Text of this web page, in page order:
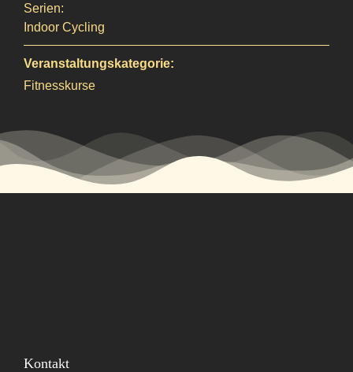
Serien:
Indoor Cycling
Veranstaltungskategorie:
Fitnesskurse
Kontakt